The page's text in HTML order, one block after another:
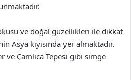
ve doğal güzellikleri ile dikkat
Asya kıyısında yer almaktadır.
ve Çamlıca Tepesi gibi simge